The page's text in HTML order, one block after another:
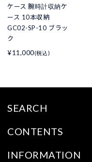
ケース 腕時計収納ケ
ース 10本収納
GC02-SP-10 ブラッ
ク
¥11,000(税込)
SEARCH
CONTENTS
INFORMATION